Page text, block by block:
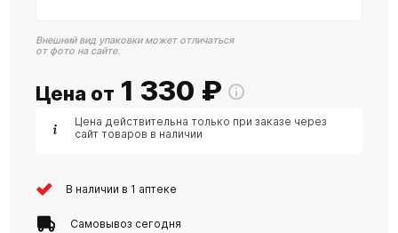
Внешний вид упаковки может отличаться
от фото на сайте.
Цена от 1 330 ₽
Цена действительна только при заказе через
сайт товаров в наличии
В наличии в 1 аптеке
Самовывоз сегодня